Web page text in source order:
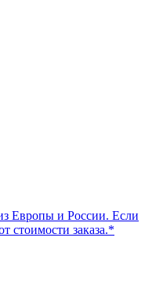
Европы и России. Если
стоимости заказа.*